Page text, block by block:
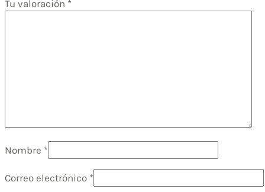
Tu valoración *
Nombre *
Correo electrónico *